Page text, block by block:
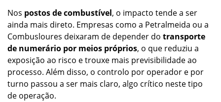
Nos postos de combustível, o impacto tende a ser
ainda mais direto. Empresas como a Petralmeida ou a
Combusloures deixaram de depender do transporte
de numerário por meios próprios, o que reduziu a
exposição ao risco e trouxe mais previsibilidade ao
processo. Além disso, o controlo por operador e por
turno passou a ser mais claro, algo crítico neste tipo
de operação.